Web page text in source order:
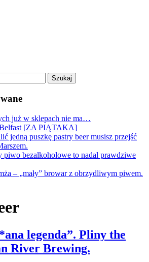
już w sklepach nie ma…
Belfast [ZA PIĄTAKA]
jedną puszkę pastry beer musisz przejść
piwo bezalkoholowe to nadal prawdziwe
– „mały” browar z obrzydliwym piwem.
legenda”. Pliny the
River Brewing.